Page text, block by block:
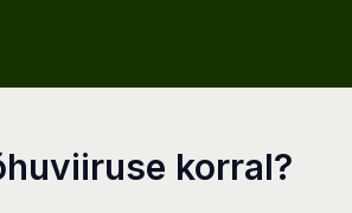
korral?